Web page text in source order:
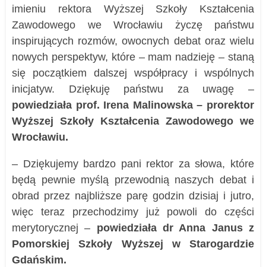
imieniu rektora Wyższej Szkoły Kształcenia
Zawodowego we Wrocławiu życzę państwu
inspirujących rozmów, owocnych debat oraz wielu
nowych perspektyw, które – mam nadzieję – staną
się początkiem dalszej współpracy i wspólnych
inicjatyw. Dziękuję państwu za uwagę –
powiedziała prof. Irena Malinowska – prorektor
Wyższej Szkoły Kształcenia Zawodowego we
Wrocławiu.
– Dziękujemy bardzo pani rektor za słowa, które
będą pewnie myślą przewodnią naszych debat i
obrad przez najbliższe parę godzin dzisiaj i jutro,
więc teraz przechodzimy już powoli do części
merytorycznej – powiedziała dr Anna Janus z
Pomorskiej Szkoły Wyższej w Starogardzie
Gdańskim.